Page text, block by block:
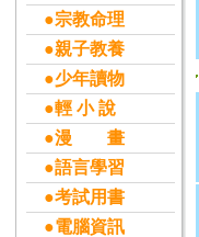
●宗教命理
●親子教養
●少年讀物
●輕 小 說
●漫 畫
●語言學習
●考試用書
●電腦資訊